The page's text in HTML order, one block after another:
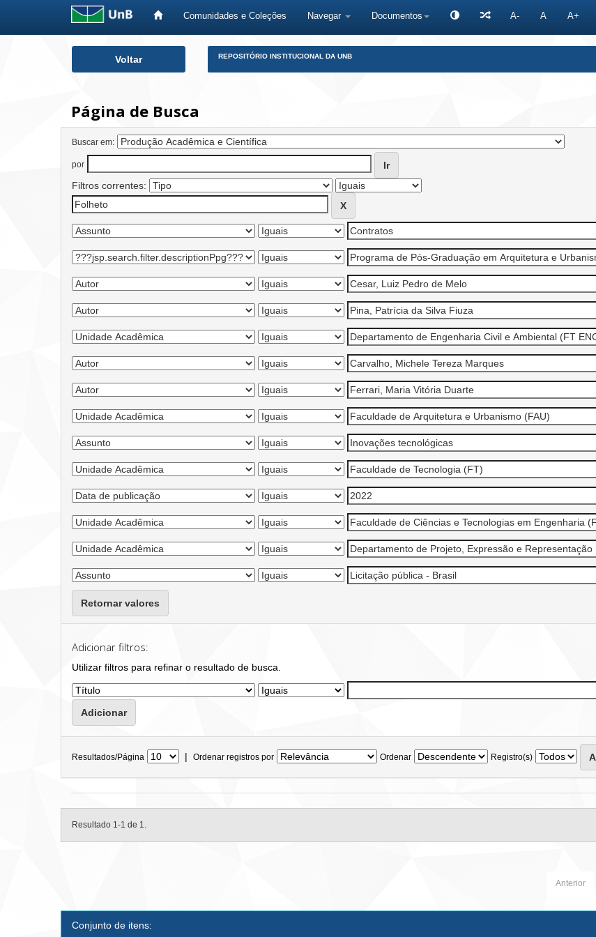
Comunidades e Coleções Navegar Documentos A- A A+
Voltar REPOSITÓRIO INSTITUCIONAL DA UNB
Página de Busca
Buscar em:
por
Filtros correntes:
Retornar valores
Adicionar filtros:
Utilizar filtros para refinar o resultado de busca.
Resultados/Página | Ordenar registros por Ordenar Registro(s)
Resultado 1-1 de 1.
Anterior
Conjunto de itens: